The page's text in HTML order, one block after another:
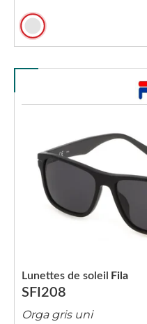
SFI208
Lunettes de soleil Fila
Orga gris uni